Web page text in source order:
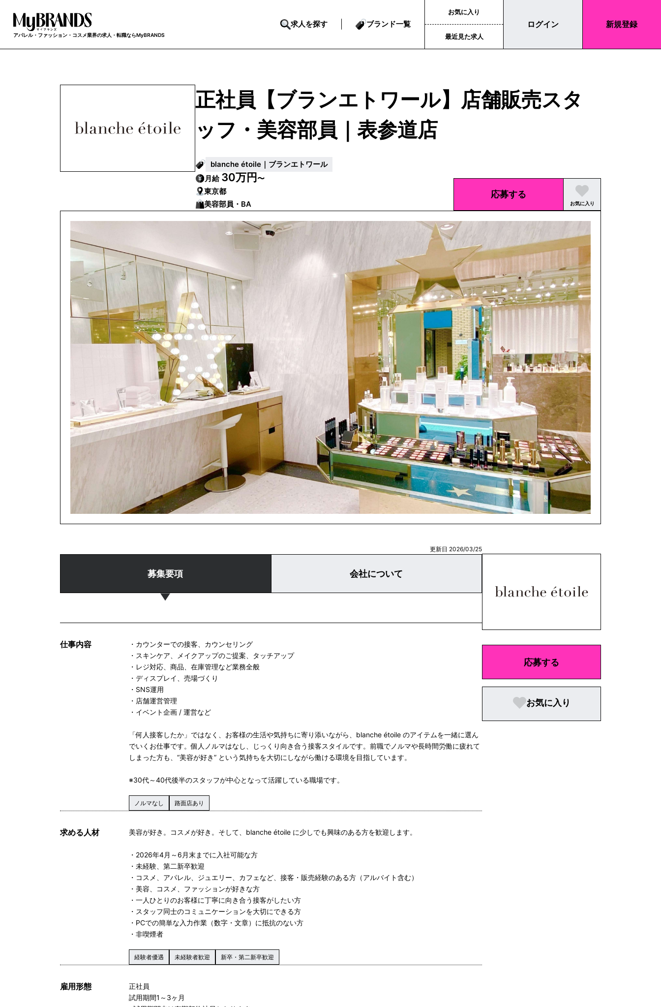
アパレル・ファッション・コスメ業界の求人・転職ならMyBRANDS
求人を探す ブランド一覧
お気に入り
最近見た求人
ログイン 新規登録
正社員【ブランエトワール】店舗販売スタ
ッフ・美容部員｜表参道店
blanche étoile｜ブランエトワール
月給 30万円〜
東京都
美容部員・BA
応募する
お気に入り
更新日 2026/03/25
募集要項 会社について
仕事内容
・カウンターでの接客、カウンセリング
・スキンケア、メイクアップのご提案、タッチアップ
・レジ対応、商品、在庫管理など業務全般
・ディスプレイ、売場づくり
・SNS運用
・店舗運営管理
・イベント企画 / 運営など
「何人接客したか」ではなく、お客様の生活や気持ちに寄り添いながら、blanche étoile のアイテムを⼀緒に選ん
でいくお仕事です。個人ノルマはなし、じっくり向き合う接客スタイルです。前職でノルマや長時間労働に疲れて
しまった方も、“美容が好き” という気持ちを大切にしながら働ける環境を目指しています。
※30代～40代後半のスタッフが中心となって活躍している職場です。
ノルマなし 路面店あり
求める人材 美容が好き。コスメが好き。そして、blanche étoile に少しでも興味のある方を歓迎します。
・2026年4月～6月末までに入社可能な方
・未経験、第二新卒歓迎
・コスメ、アパレル、ジュエリー、カフェなど、接客・販売経験のある方（アルバイト含む）
・美容、コスメ、ファッションが好きな方
・一人ひとりのお客様に丁寧に向き合う接客がしたい方
・スタッフ同士のコミュニケーションを大切にできる方
・PCでの簡単な入力作業（数字・文章）に抵抗のない方
・非喫煙者
経験者優遇 未経験者歓迎 新卒・第二新卒歓迎
雇用形態
正社員
試用期間1～3ヶ月
応募する
お気に入り